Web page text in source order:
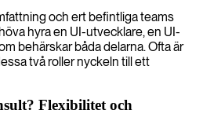
och ert befintliga teams
hyra en UI-utvecklare, en UI-
behärskar båda delarna. Ofta är
två roller nyckeln till ett
Flexibilitet och